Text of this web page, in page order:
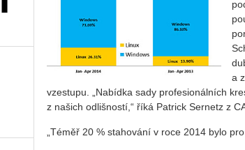
a
vzestupu. „Nabídka sady profesionálních
z našich odlišností,“ říká Patrick Sernetz z
„Téměř 20 % stahování v roce 2014 bylo